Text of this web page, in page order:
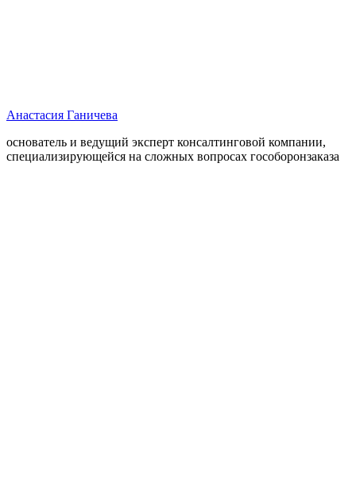
Анастасия Ганичева
основатель и ведущий эксперт консалтинговой компании,
специализирующейся на сложных вопросах гособоронзаказа